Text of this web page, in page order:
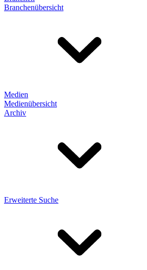
Branchenübersicht
Medien
Medienübersicht
Archiv
Erweiterte Suche